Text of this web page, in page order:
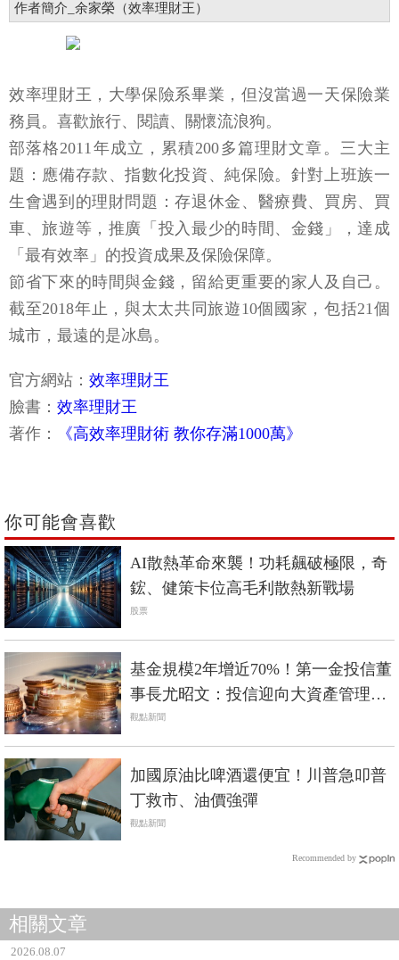
作者簡介_余家榮（效率理財王）
效率理財王，大學保險系畢業，但沒當過一天保險業
務員。喜歡旅行、閱讀、關懷流浪狗。
部落格2011年成立，累積200多篇理財文章。三大主
題：應備存款、指數化投資、純保險。針對上班族一
生會遇到的理財問題：存退休金、醫療費、買房、買
車、旅遊等，推廣「投入最少的時間、金錢」，達成
「最有效率」的投資成果及保險保障。
節省下來的時間與金錢，留給更重要的家人及自己。
截至2018年止，與太太共同旅遊10個國家，包括21個
城市，最遠的是冰島。
官方網站： 效率理財王
臉書： 效率理財王
著作：
《高效率理財術 教你存滿1000萬》
你可能會喜歡
AI散熱革命來襲！功耗飆破極限，奇
鋐、健策卡位高毛利散熱新戰場
股票
基金規模2年增近70%！第一金投信董
事長尤昭文：投信迎向大資產管理時
代
觀點新聞
加國原油比啤酒還便宜！川普急叩普
丁救市、油價強彈
觀點新聞
Recommended by
相關文章
2026.08.07